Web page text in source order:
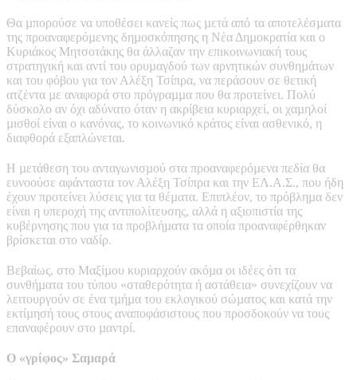
Θα µπορούσε να υποθέσει κανείς πως µετά από τα αποτελέσµατα
της προαναφερόµενης δηµοσκόπησης η Νέα Δηµοκρατία και ο
Κυριάκος Μητσοτάκης θα άλλαζαν την επικοινωνιακή τους
στρατηγική και αντί του ορυµαγδού των αρνητικών συνθηµάτων
και του φόβου για τον Αλέξη Τσίπρα, να περάσουν σε θετική
ατζέντα µε αναφορά στο πρόγραµµα που θα προτείνει. Πολύ
δύσκολο αν όχι αδύνατο όταν η ακρίβεια κυριαρχεί, οι χαµηλοί
µισθοί είναι ο κανόνας, το κοινωνικό κράτος είναι ασθενικό, η
διαφθορά εξαπλώνεται.
Η µετάθεση του ανταγωνισµού στα προαναφερόµενα πεδία θα
ευνοούσε αφάνταστα τον Αλέξη Τσίπρα και την ΕΛ.Α.Σ., που ήδη
έχουν προτείνει λύσεις για τα θέµατα. Επιπλέον, το πρόβληµα δεν
είναι η υπεροχή της αντιπολίτευσης, αλλά η αξιοπιστία της
κυβέρνησης που για τα προβλήµατα τα οποία προαναφέρθηκαν
βρίσκεται στο ναδίρ.
Βεβαίως, στο Μαξίµου κυριαρχούν ακόµα οι ιδέες ότι τα
συνθήµατα του τύπου «σταθερότητα ή αστάθεια» συνεχίζουν να
λειτουργούν σε ένα τµήµα του εκλογικού σώµατος και κατά την
εκτίµησή τους στους αναποφάσιστους που προσδοκούν να τους
επαναφέρουν στο µαντρί.
Ο «γρίφος» Σαµαρά